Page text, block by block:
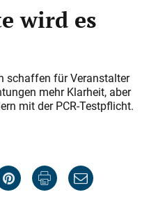
wird es
schaffen für Veranstalter
mehr Klarheit, aber
mit der PCR-Testpflicht.